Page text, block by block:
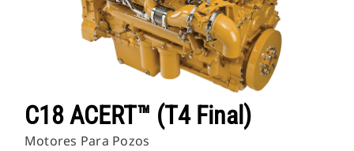
C18 ACERT™ (T4 Final)
Motores Para Pozos